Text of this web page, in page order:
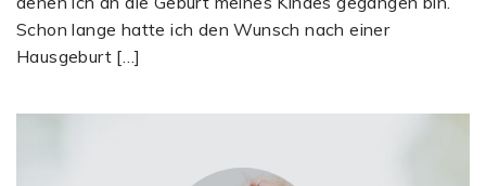
Schon lange hatte ich den Wunsch nach einer
Hausgeburt […]